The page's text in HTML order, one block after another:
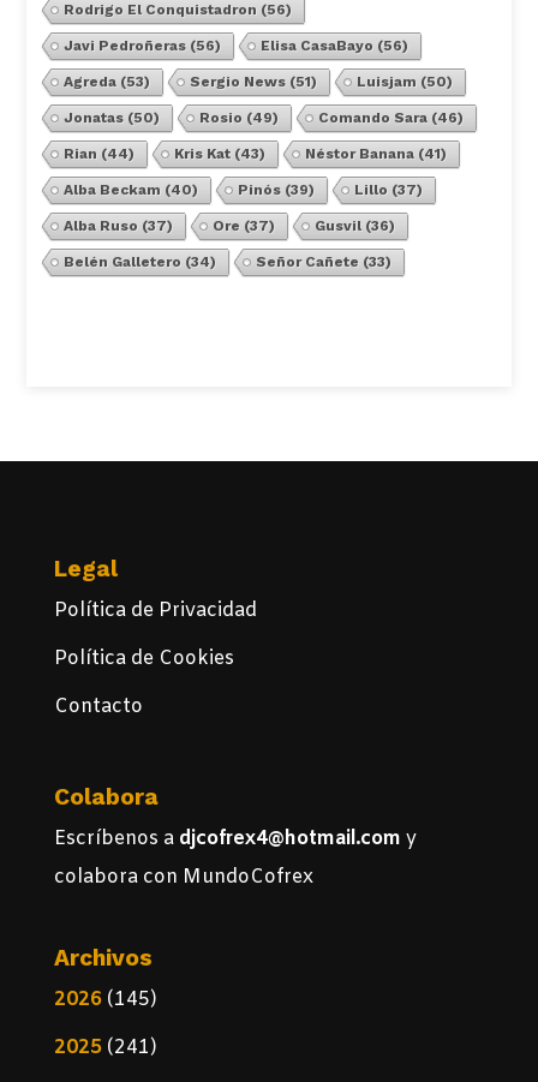
Rodrigo El Conquistadron (56)
Javi Pedroñeras(56) Elisa CasaBayo (56)
Agreda(53) Sergio News(51) Luisjam (50)
Jonatas(50) Rosio (49) Comando Sara(46)
Rian (44) Kris Kat(43) Néstor Banana(41)
Alba Beckam (40) Pinós(39) Lillo (37)
Alba Ruso (37) Ore (37) Gusvil(36)
Belén Galletero (34) Señor Cañete (33)
Legal
Política de Privacidad
Política de Cookies
Contacto
Colabora
Escríbenos a djcofrex4@hotmail.com y
colabora con MundoCofrex
Archivos
2026(145)
2025(241)